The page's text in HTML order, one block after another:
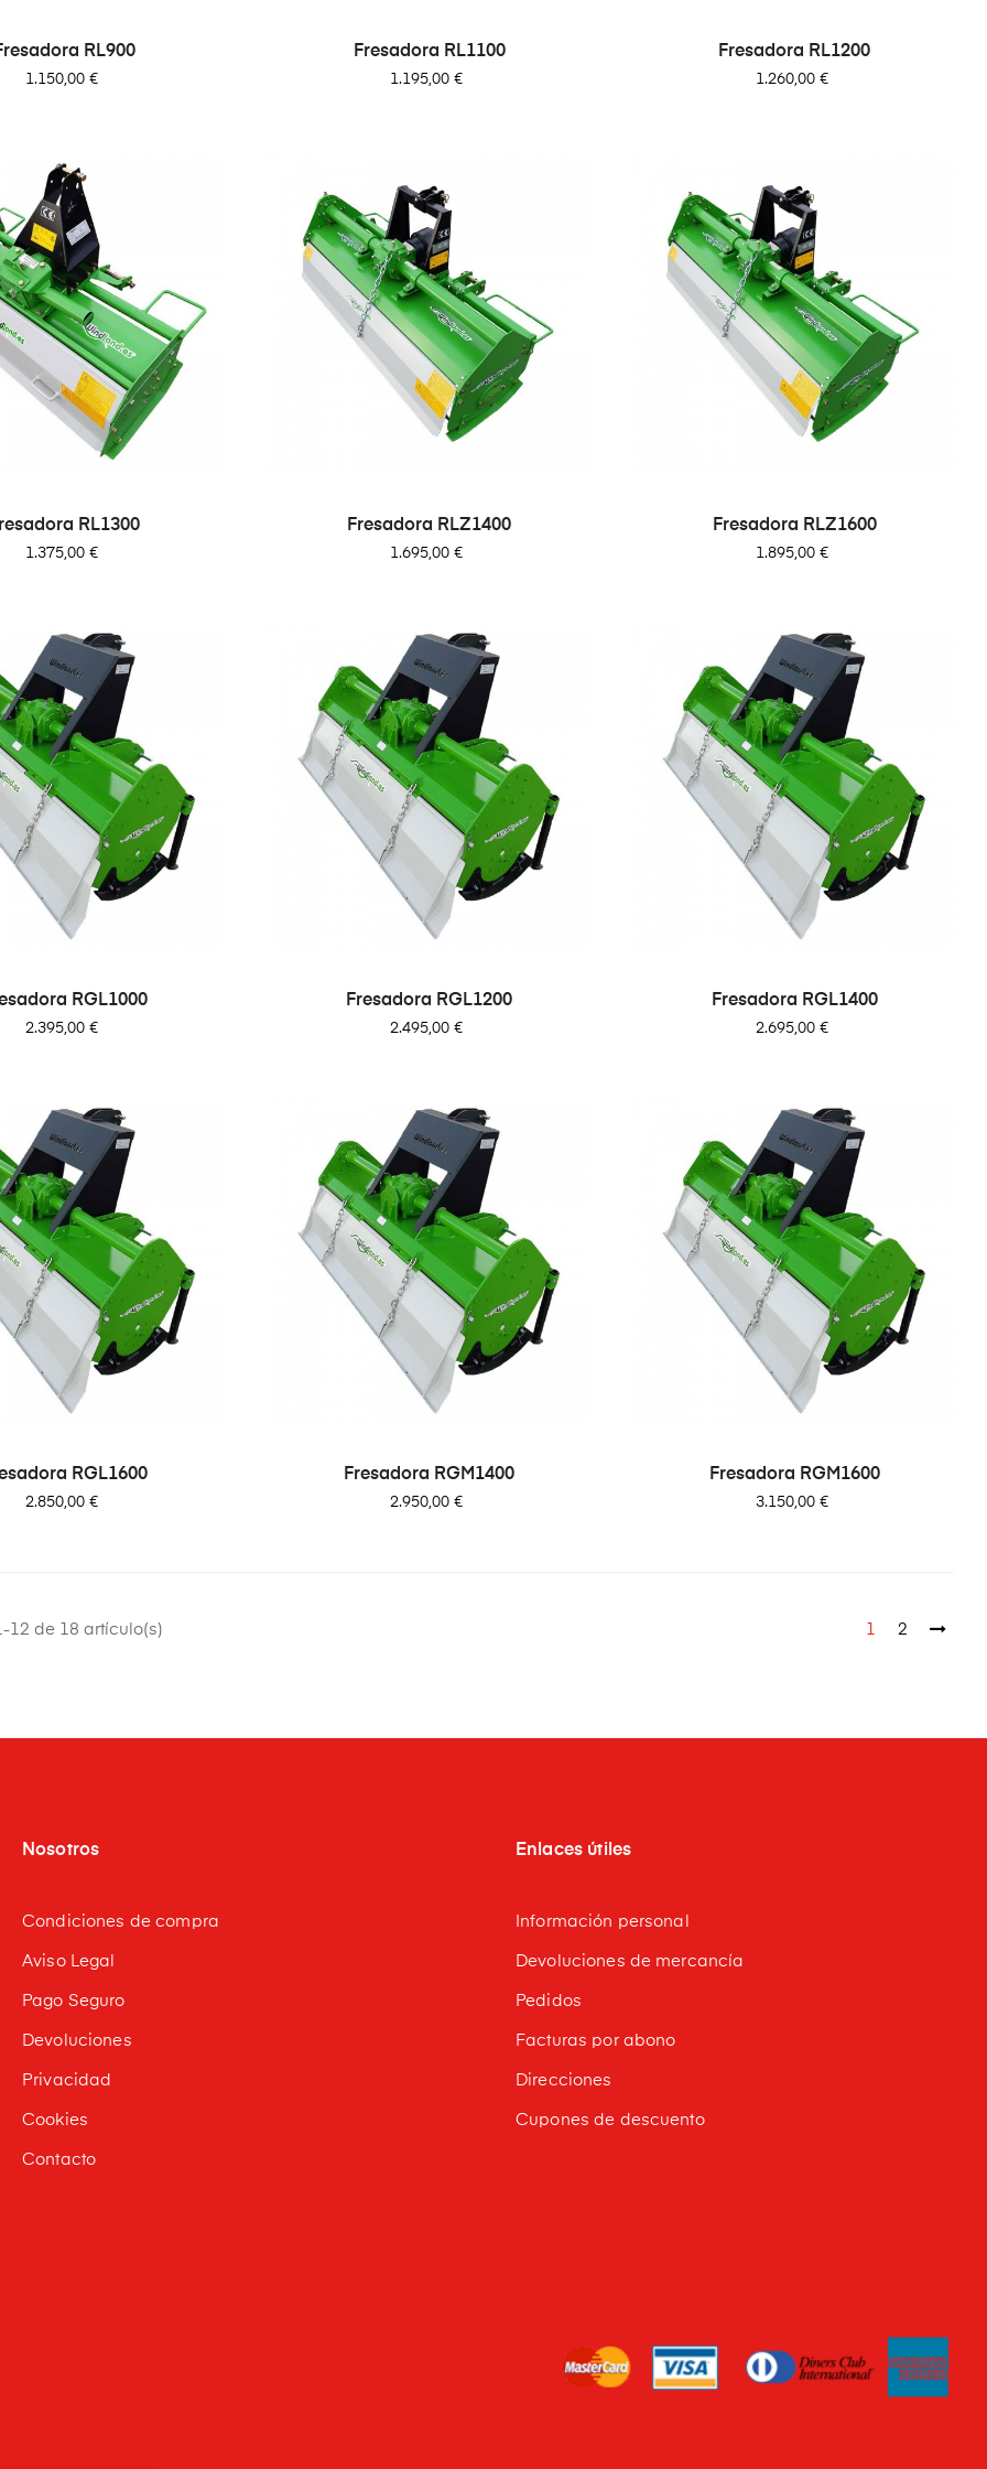
RL900
Precio
1.150,00 €
Fresadora RL1100
Precio
1.195,00 €
Fresadora RL1200
Precio
1.260,00 €
RL1300
Precio
1.375,00 €
Fresadora RLZ1400
Precio
1.695,00 €
Fresadora RLZ1600
Precio
1.895,00 €
RGL1000
Precio
2.395,00 €
Fresadora RGL1200
Precio
2.495,00 €
Fresadora RGL1400
Precio
2.695,00 €
RGL1600
Precio
2.850,00 €
Fresadora RGM1400
Precio
2.950,00 €
Fresadora RGM1600
Precio
3.150,00 €
12 de 18 artículo(s) 2
Nosotros
Condiciones de compra
Aviso Legal
Pago Seguro
Devoluciones
Privacidad
Cookies
Contacto
Enlaces útiles
Información personal
Devoluciones de mercancía
Pedidos
Facturas por abono
Direcciones
Cupones de descuento